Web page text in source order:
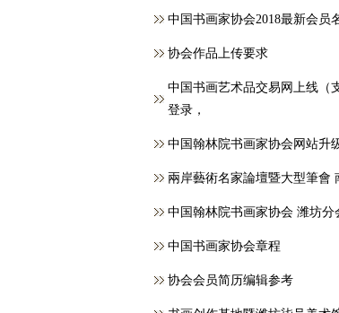
中国书画家协会2018最新会员
协会作品上传要求
中国书画艺术品交易网上线（
登录，
中国翰林院书画家协会网站升
兩岸藝術名家論壇暨大型筆會
中国翰林院书画家协会 潍坊分
中国书画家协会章程
协会会员简历编辑参考